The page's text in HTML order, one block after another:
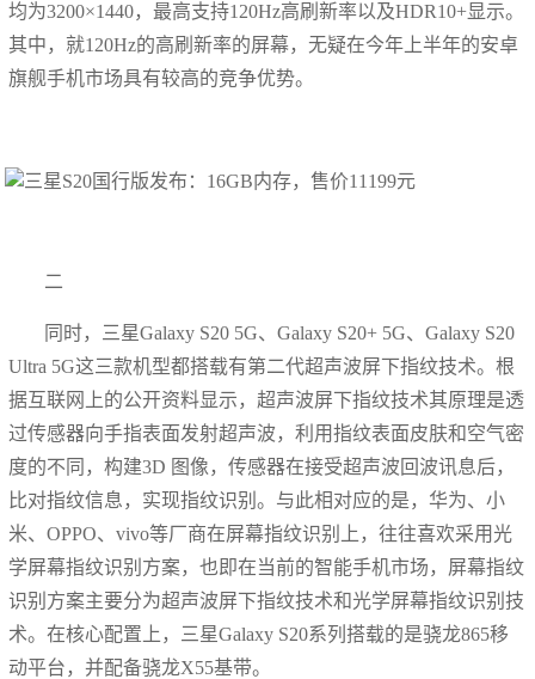
均为3200×1440，最高支持120Hz高刷新率以及HDR10+显示。
其中，就120Hz的高刷新率的屏幕，无疑在今年上半年的安卓
旗舰手机市场具有较高的竞争优势。
二
同时，三星Galaxy S20 5G、Galaxy S20+ 5G、Galaxy S20
Ultra 5G这三款机型都搭载有第二代超声波屏下指纹技术。根
据互联网上的公开资料显示，超声波屏下指纹技术其原理是透
过传感器向手指表面发射超声波，利用指纹表面皮肤和空气密
度的不同，构建3D 图像，传感器在接受超声波回波讯息后，
比对指纹信息，实现指纹识别。与此相对应的是，华为、小
米、OPPO、vivo等厂商在屏幕指纹识别上，往往喜欢采用光
学屏幕指纹识别方案，也即在当前的智能手机市场，屏幕指纹
识别方案主要分为超声波屏下指纹技术和光学屏幕指纹识别技
术。在核心配置上，三星Galaxy S20系列搭载的是骁龙865移
动平台，并配备骁龙X55基带。